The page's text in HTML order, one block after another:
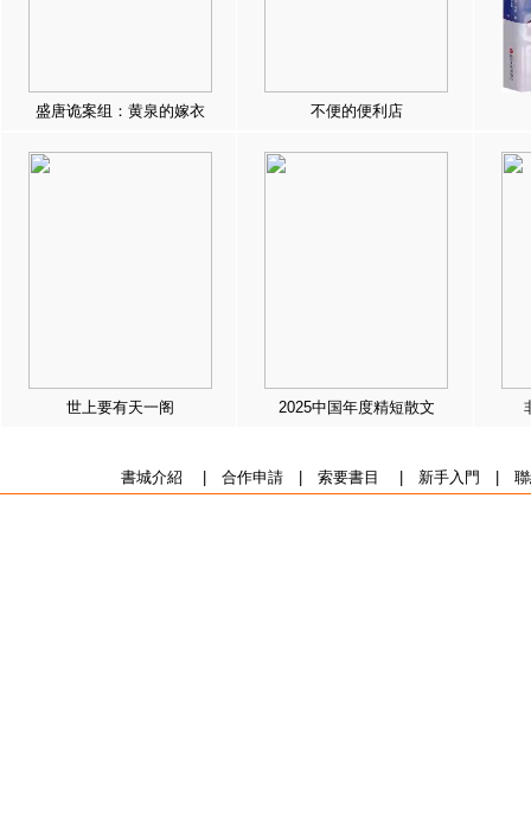
盛唐诡案组：黄泉的嫁衣 不便的便利店
世上要有天一阁 2025中国年度精短散文
書城介紹 合作申請| 索要書目 新手入門